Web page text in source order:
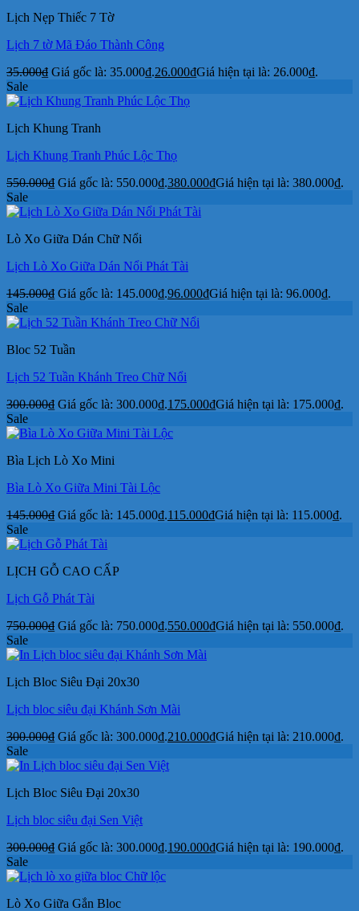
Lịch Nẹp Thiếc 7 Tờ
Lịch 7 tờ Mã Đáo Thành Công
35.000₫ Giá gốc là: 35.000₫.26.000₫Giá hiện tại là: 26.000₫.
Sale
Lịch Khung Tranh
Lịch Khung Tranh Phúc Lộc Thọ
550.000₫ Giá gốc là: 550.000₫.380.000₫Giá hiện tại là: 380.000₫.
Sale
Lò Xo Giữa Dán Chữ Nổi
Lịch Lò Xo Giữa Dán Nổi Phát Tài
145.000₫ Giá gốc là: 145.000₫.96.000₫Giá hiện tại là: 96.000₫.
Sale
Bloc 52 Tuần
Lịch 52 Tuần Khánh Treo Chữ Nổi
300.000₫ Giá gốc là: 300.000₫.175.000₫Giá hiện tại là: 175.000₫.
Sale
Bìa Lịch Lò Xo Mini
Bìa Lò Xo Giữa Mini Tài Lộc
145.000₫ Giá gốc là: 145.000₫.115.000₫Giá hiện tại là: 115.000₫.
Sale
LỊCH GỖ CAO CẤP
Lịch Gỗ Phát Tài
750.000₫ Giá gốc là: 750.000₫.550.000₫Giá hiện tại là: 550.000₫.
Sale
Lịch Bloc Siêu Đại 20x30
Lịch bloc siêu đại Khánh Sơn Mài
300.000₫ Giá gốc là: 300.000₫.210.000₫Giá hiện tại là: 210.000₫.
Sale
Lịch Bloc Siêu Đại 20x30
Lịch bloc siêu đại Sen Việt
300.000₫ Giá gốc là: 300.000₫.190.000₫Giá hiện tại là: 190.000₫.
Sale
Lò Xo Giữa Gắn Bloc